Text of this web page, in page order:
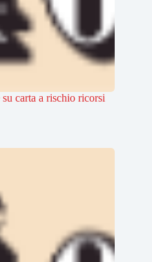
carta a rischio ricorsi